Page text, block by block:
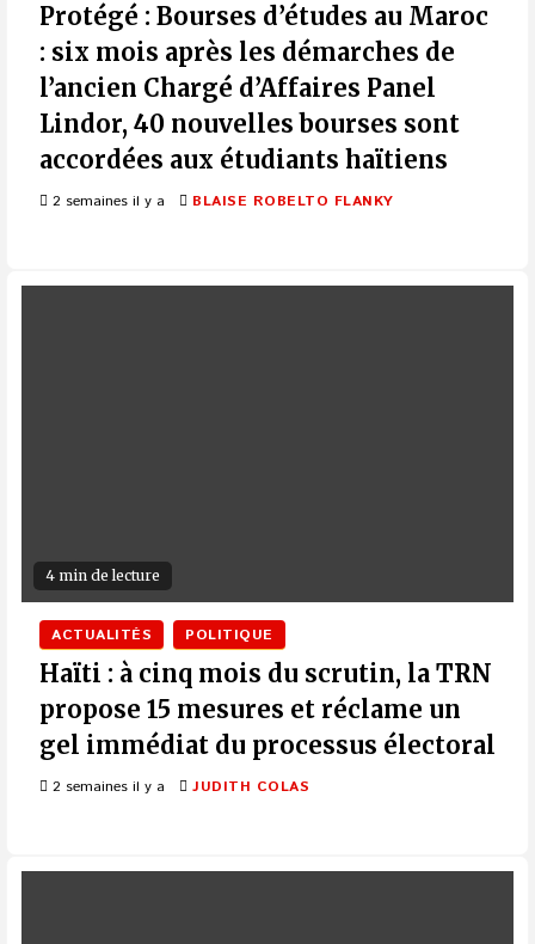
Protégé : Bourses d’études au Maroc
: six mois après les démarches de
l’ancien Chargé d’Affaires Panel
Lindor, 40 nouvelles bourses sont
accordées aux étudiants haïtiens
2 semaines il y a BLAISE ROBELTO FLANKY
4 min de lecture
ACTUALITÉS POLITIQUE
Haïti : à cinq mois du scrutin, la TRN
propose 15 mesures et réclame un
gel immédiat du processus électoral
2 semaines il y a JUDITH COLAS